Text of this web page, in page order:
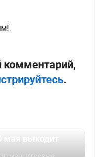
комментарий,
.